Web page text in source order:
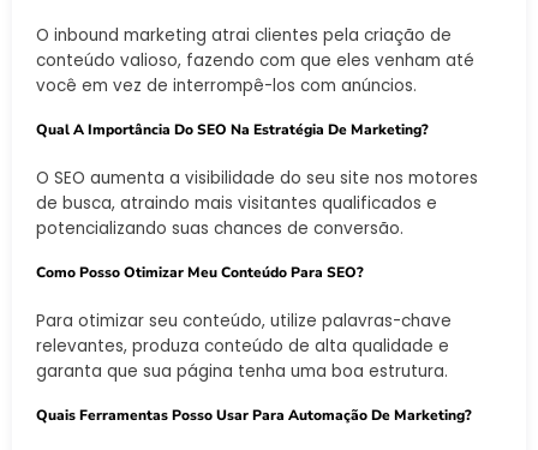
O inbound marketing atrai clientes pela criação de
conteúdo valioso, fazendo com que eles venham até
você em vez de interrompê-los com anúncios.
Qual A Importância Do SEO Na Estratégia De Marketing?
O SEO aumenta a visibilidade do seu site nos motores
de busca, atraindo mais visitantes qualificados e
potencializando suas chances de conversão.
Como Posso Otimizar Meu Conteúdo Para SEO?
Para otimizar seu conteúdo, utilize palavras-chave
relevantes, produza conteúdo de alta qualidade e
garanta que sua página tenha uma boa estrutura.
Quais Ferramentas Posso Usar Para Automação De Marketing?